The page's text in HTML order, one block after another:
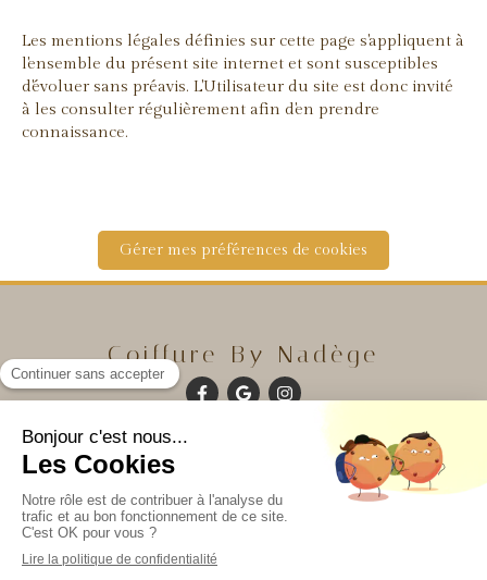
Les mentions légales définies sur cette page s'appliquent à
l'ensemble du présent site internet et sont susceptibles
d'évoluer sans préavis. L'Utilisateur du site est donc invité
à les consulter régulièrement afin d'en prendre
connaissance.
Gérer mes préférences de cookies
Coiffure By Nadège
©2024 Coiffure By Nadège - Coiffure à domicile
Contacter Coiffure By Nadège